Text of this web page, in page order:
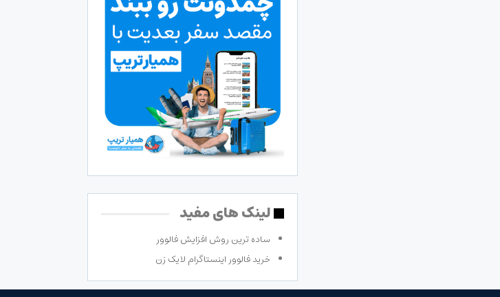
لینک های مفید
ساده ترین روش افزایش فالوور
خرید فالوور اینستاگرام لایک زن